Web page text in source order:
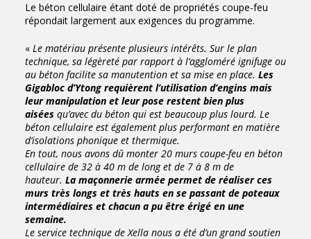
Le béton cellulaire étant doté de propriétés coupe-feu
répondait largement aux exigences du programme.
« Le matériau présente plusieurs intérêts. Sur le plan
technique, sa légèreté par rapport à l’aggloméré ignifuge ou
au béton facilite sa manutention et sa mise en place. Les
Gigabloc d’Ytong requièrent l’utilisation d’engins mais
leur manipulation et leur pose restent bien plus
aisées qu’avec du béton qui est beaucoup plus lourd. Le
béton cellulaire est également plus performant en matière
d’isolations phonique et thermique.
En tout, nous avons dû monter 20 murs coupe-feu en béton
cellulaire de 32 à 40 m de long et de 7 à 8 m de
hauteur. La maçonnerie armée permet de réaliser ces
murs très longs et très hauts en se passant de poteaux
intermédiaires et chacun a pu être érigé en une
semaine.
Le service technique de Xella nous a été d’un grand soutien